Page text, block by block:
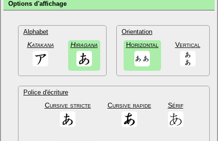
Options d'affichage
Alphabet
Katakana Hiragana
Orientation
Horizontal Vertical
Police d'écriture
Cursive stricte Cursive rapide Sérif